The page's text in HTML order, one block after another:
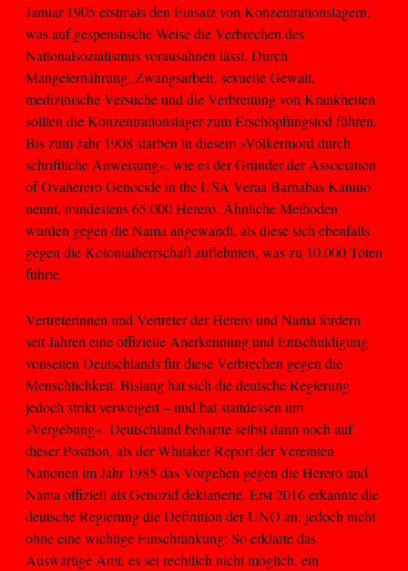
Januar 1905 erstmals den Einsatz von Konzentrationslagern,
was auf gespenstische Weise die Verbrechen des
Nationalsozialismus vorausahnen lässt. Durch
Mangelernährung, Zwangsarbeit, sexuelle Gewalt,
medizinische Versuche und die Verbreitung von Krankheiten
sollten die Konzentrationslager zum Erschöpfungstod führen.
Bis zum Jahr 1908 starben in diesem »Völkermord durch
schriftliche Anweisung«, wie es der Gründer der Association
of Ovaherero Genocide in the USA Veraa Barnabas Katuuo
nennt, mindestens 65.000 Herero. Ähnliche Methoden
wurden gegen die Nama angewandt, als diese sich ebenfalls
gegen die Kolonialherrschaft auflehnten, was zu 10.000 Toten
führte.
Vertreterinnen und Vertreter der Herero und Nama fordern
seit Jahren eine offizielle Anerkennung und Entschuldigung
vonseiten Deutschlands für diese Verbrechen gegen die
Menschlichkeit. Bislang hat sich die deutsche Regierung
jedoch strikt verweigert – und bat stattdessen um
»Vergebung«. Deutschland beharrte selbst dann noch auf
dieser Position, als der Whitaker Report der Vereinten
Nationen im Jahr 1985 das Vorgehen gegen die Herero und
Nama offiziell als Genozid deklarierte. Erst 2016 erkannte die
deutsche Regierung die Definition der UNO an, jedoch nicht
ohne eine wichtige Einschränkung: So erklärte das
Auswärtige Amt, es sei rechtlich nicht möglich, ein